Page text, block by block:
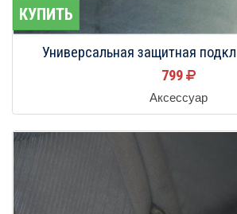
КУПИТЬ
Универсальная защитная
799
Аксессуар